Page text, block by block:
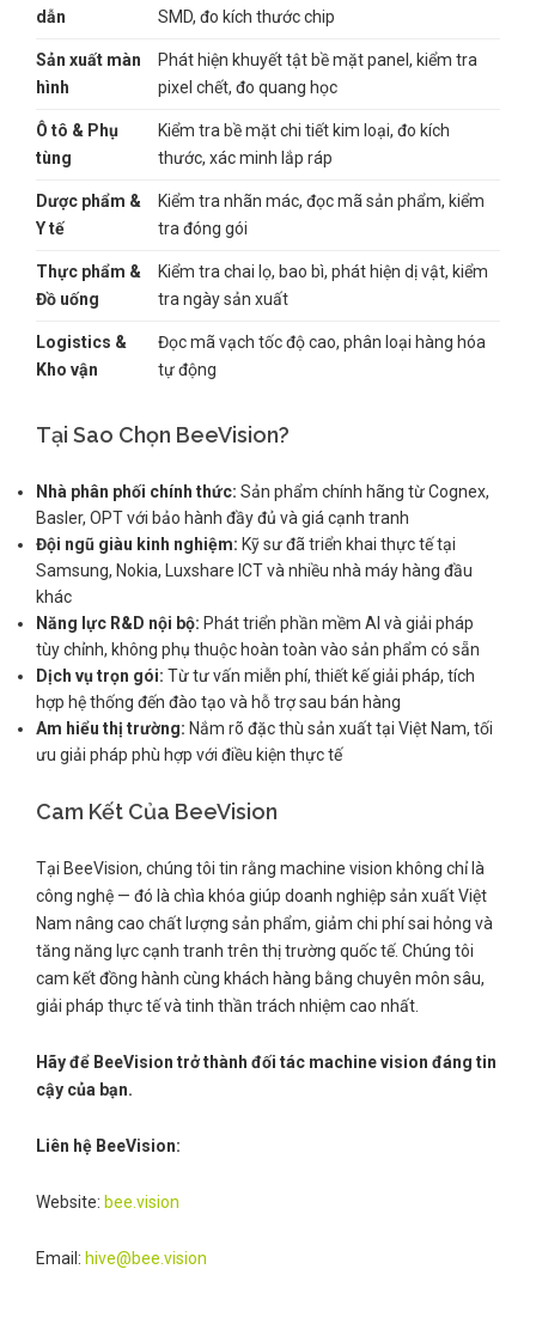
dẫn
SMD, đo kích thước chip
Sản xuất màn
hình
Phát hiện khuyết tật bề mặt panel, kiểm tra
pixel chết, đo quang học
Ô tô & Phụ
tùng
Kiểm tra bề mặt chi tiết kim loại, đo kích
thước, xác minh lắp ráp
Dược phẩm &
Y tế
Kiểm tra nhãn mác, đọc mã sản phẩm, kiểm
tra đóng gói
Thực phẩm &
Đồ uống
Kiểm tra chai lọ, bao bì, phát hiện dị vật, kiểm
tra ngày sản xuất
Logistics &
Kho vận
Đọc mã vạch tốc độ cao, phân loại hàng hóa
tự động
Tại Sao Chọn BeeVision?
Nhà phân phối chính thức: Sản phẩm chính hãng từ Cognex,
Basler, OPT với bảo hành đầy đủ và giá cạnh tranh
Đội ngũ giàu kinh nghiệm: Kỹ sư đã triển khai thực tế tại
Samsung, Nokia, Luxshare ICT và nhiều nhà máy hàng đầu
khác
Năng lực R&D nội bộ: Phát triển phần mềm AI và giải pháp
tùy chỉnh, không phụ thuộc hoàn toàn vào sản phẩm có sẵn
Dịch vụ trọn gói: Từ tư vấn miễn phí, thiết kế giải pháp, tích
hợp hệ thống đến đào tạo và hỗ trợ sau bán hàng
Am hiểu thị trường: Nắm rõ đặc thù sản xuất tại Việt Nam, tối
ưu giải pháp phù hợp với điều kiện thực tế
Cam Kết Của BeeVision
Tại BeeVision, chúng tôi tin rằng machine vision không chỉ là
công nghệ — đó là chìa khóa giúp doanh nghiệp sản xuất Việt
Nam nâng cao chất lượng sản phẩm, giảm chi phí sai hỏng và
tăng năng lực cạnh tranh trên thị trường quốc tế. Chúng tôi
cam kết đồng hành cùng khách hàng bằng chuyên môn sâu,
giải pháp thực tế và tinh thần trách nhiệm cao nhất.
Hãy để BeeVision trở thành đối tác machine vision đáng tin
cậy của bạn.
Liên hệ BeeVision:
Website: bee.vision
Email: hive@bee.vision